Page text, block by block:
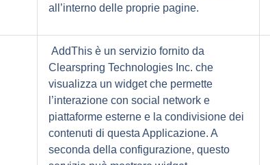
all’interno delle proprie pagine.
AddThis è un servizio fornito da
Clearspring Technologies Inc. che
visualizza un widget che permette
l’interazione con social network e
piattaforme esterne e la condivisione dei
contenuti di questa Applicazione. A
seconda della configurazione, questo